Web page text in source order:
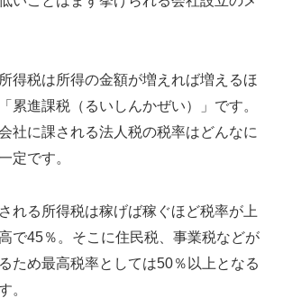
得税は所得の金額が増えれば増えるほ
累進課税（るいしんかぜい）」です。
社に課される法人税の税率はどんなに
定です。
れる所得税は稼げば稼ぐほど税率が上
で45％。そこに住民税、事業税などが
ため最高税率としては50％以上となる
。